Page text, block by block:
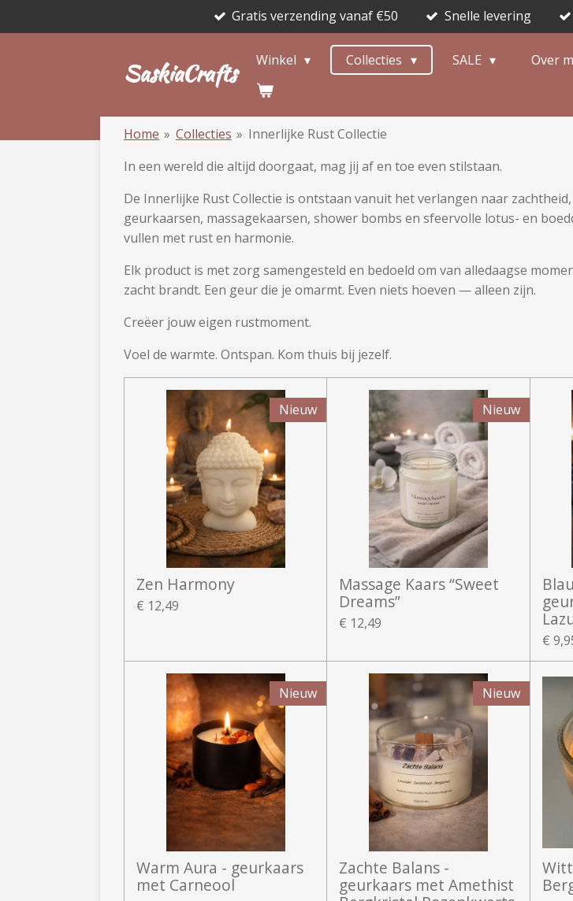
direct
Gratis verzending vanaf €50 Snelle levering
SaskiaCrafts Winkel Collecties SALE Over
Home » Collecties » Innerlijke Rust Collectie
In een wereld die altijd doorgaat, mag jij af en toe even stilstaan.
De Innerlijke Rust Collectie is ontstaan vanuit het verlangen naar
geurkaarsen, massagekaarsen, shower bombs en sfeervolle lotus- en
vullen met rust en harmonie.
Elk product is met zorg samengesteld en bedoeld om van alledaagse
zacht brandt. Een geur die je omarmt. Even niets hoeven — alleen zijn.
Creëer jouw eigen rustmoment.
Voel de warmte. Ontspan. Kom thuis bij jezelf.
Nieuw
Zen Harmony
€ 12,49
Nieuw
Massage Kaars “Sweet
Dreams”
€ 12,49
€
Nieuw
Warm Aura - geurkaars
met Carneool
Nieuw
Zachte Balans -
geurkaars met Amethist